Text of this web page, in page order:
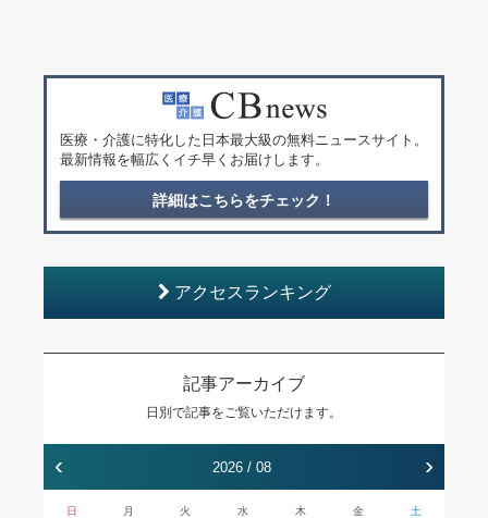
医療・介護に特化した日本最大級の無料ニュースサイト。
最新情報を幅広くイチ早くお届けします。
詳細はこちらをチェック！
アクセスランキング
記事アーカイブ
日別で記事をご覧いただけます。
‹ 2026 / 08 ›
日 月 火 水 木 金 土